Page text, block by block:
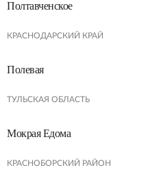
Полтавченское
КРАСНОДАРСКИЙ КРАЙ
Полевая
ТУЛЬСКАЯ ОБЛАСТЬ
Мокрая Едома
КРАСНОБОРСКИЙ РАЙОН